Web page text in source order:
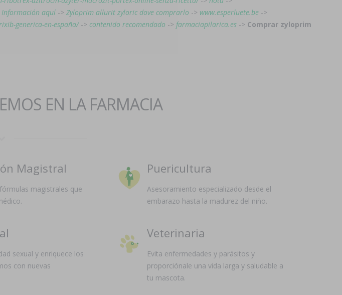
Información aquí-> Zyloprim allurit zyloric dove comprarlo -> www.esperluete.be ->
generica-en-españa/-> contenido recomendado -> farmaciapilarica.es -> Comprar zyloprim
EN LA FARMACIA
Magistral
magistrales que
Puericultura
Asesoramiento especializado desde el
embarazo hasta la madurez del niño.
sexual y enriquece los
con nuevas
Veterinaria
Evita enfermedades y parásitos y
proporciónale una vida larga y saludable a
tu mascota.